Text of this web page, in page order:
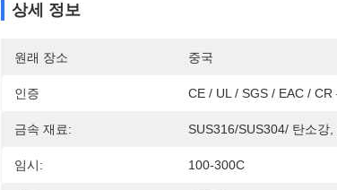
상세 정보
원래 장소 중국
인증 CE / UL / SGS / EAC / CR
금속 재료: SUS316/SUS304/ 탄소강,
임시: 100-300C